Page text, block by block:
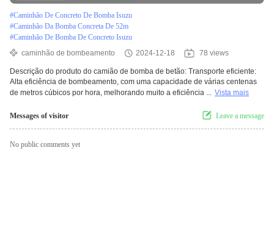
#Caminhão De Concreto De Bomba Isuzu
#Caminhão Da Bomba Concreta De 52m
#Caminhão De Bomba De Concreto Isuzu
caminhão de bombeamento
2024-12-18 78 views
Descrição do produto do camião de bomba de betão: Transporte eficiente:
Alta eficiência de bombeamento, com uma capacidade de várias centenas
de metros cúbicos por hora, melhorando muito a eficiência ... Vista mais
Messages of visitor Leave a message
No public comments yet